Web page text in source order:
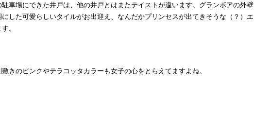
車場にできた井戸は、他の井戸とはまたテイストが違います。グランボアの外壁
にした可愛らしいタイルがお出迎え、なんだかプリンセスが出てきそうな（？）エ
。
きのピンクやテラコッタカラーも女子の心をとらえてますよね。